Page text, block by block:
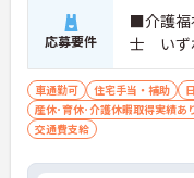
応募要件
■介護福
士 いず
車通勤可 住宅手当・補助
産休･育休･介護休暇取得実績あ
交通費支給